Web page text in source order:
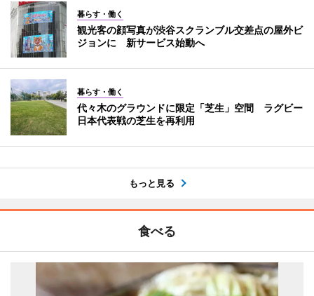
暮らす・働く
観光客の顔写真が渋谷スクランブル交差点の屋外ビ
ジョンに 新サービス始動へ
暮らす・働く
代々木のグラウンドに限定「芝生」空間 ラグビー
日本代表戦の芝生を再利用
もっと見る
食べる